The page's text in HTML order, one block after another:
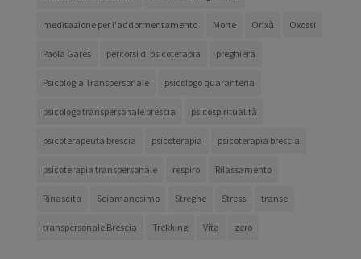
meditazione per l'addormentamento Morte Orixà Oxossi
Paola Gares percorsi di psicoterapia preghiera
Psicologia Transpersonale psicologo quarantena
psicologo transpersonale brescia psicospiritualità
psicoterapeuta brescia psicoterapia psicoterapia brescia
psicoterapia transpersonale respiro Rilassamento
Rinascita Sciamanesimo Streghe Stress transe
transpersonale Brescia Trekking Vita zero